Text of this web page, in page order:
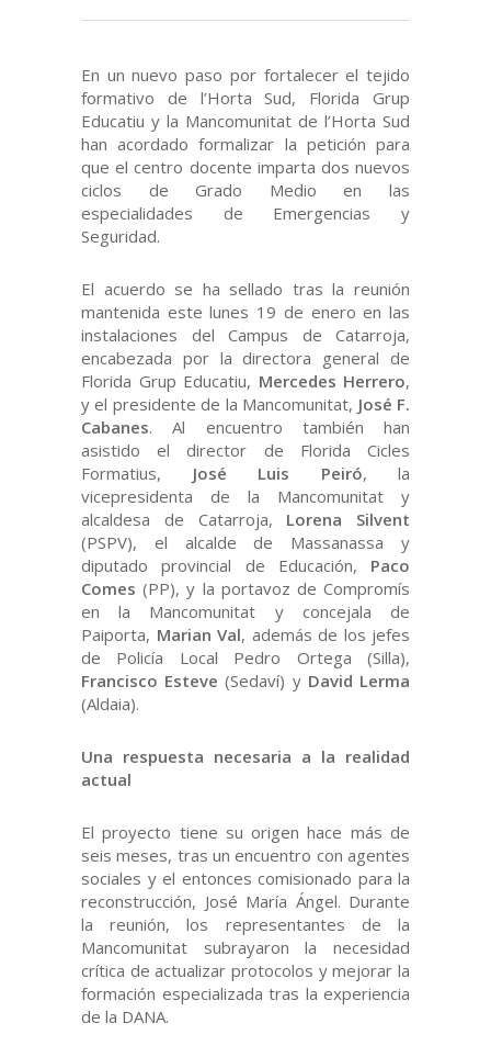
En un nuevo paso por fortalecer el tejido
formativo de l’Horta Sud, Florida Grup
Educatiu y la Mancomunitat de l’Horta Sud
han acordado formalizar la petición para
que el centro docente imparta dos nuevos
ciclos de Grado Medio en las
especialidades de Emergencias y
Seguridad.
El acuerdo se ha sellado tras la reunión
mantenida este lunes 19 de enero en las
instalaciones del Campus de Catarroja,
encabezada por la directora general de
Florida Grup Educatiu, Mercedes Herrero,
y el presidente de la Mancomunitat, José F.
Cabanes. Al encuentro también han
asistido el director de Florida Cicles
Formatius, José Luis Peiró, la
vicepresidenta de la Mancomunitat y
alcaldesa de Catarroja, Lorena Silvent
(PSPV), el alcalde de Massanassa y
diputado provincial de Educación, Paco
Comes (PP), y la portavoz de Compromís
en la Mancomunitat y concejala de
Paiporta, Marian Val, además de los jefes
de Policía Local Pedro Ortega (Silla),
Francisco Esteve (Sedaví) y David Lerma
(Aldaia).
Una respuesta necesaria a la realidad
actual
El proyecto tiene su origen hace más de
seis meses, tras un encuentro con agentes
sociales y el entonces comisionado para la
reconstrucción, José María Ángel. Durante
la reunión, los representantes de la
Mancomunitat subrayaron la necesidad
crítica de actualizar protocolos y mejorar la
formación especializada tras la experiencia
de la DANA.